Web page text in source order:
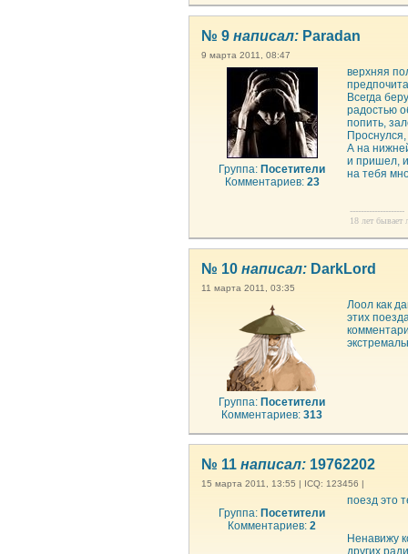
№ 9 написал: Paradan
9 марта 2011, 08:47
Группа: Посетители
Комментариев: 23
верхняя
Всегда
радостью
попить,
А на
и пришел, и
на тебя
--------------------
18 лет
№ 10 написал: DarkLord
11 марта 2011, 03:35
Группа: Посетители
Комментариев:313
Лоол как
этих
№ 11 написал: 19762202
15 марта 2011, 13:55 | ICQ: 123456 |
Группа: Посетители
Комментариев:2
поезд это
Ненавижу
других